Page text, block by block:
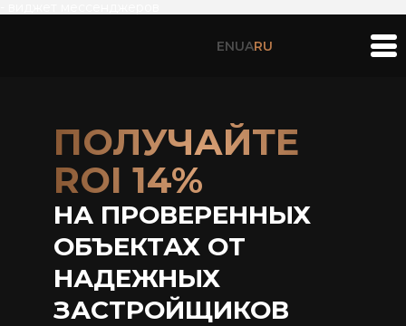
ENUARU
ПОЛУЧАЙТЕ
ROI 14%
НА ПРОВЕРЕННЫХ
ОБЪЕКТАХ ОТ
НАДЕЖНЫХ
ЗАСТРОЙЩИКОВ